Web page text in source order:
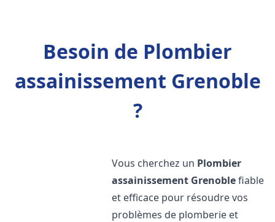
Besoin de Plombier
assainissement Grenoble
?
Vous cherchez un Plombier
assainissement Grenoblefiable
et efficace pour résoudre vos
problèmes de plomberie et